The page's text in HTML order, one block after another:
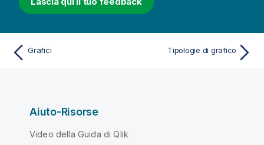
Grafici Tipologie di grafico
Aiuto-Risorse
Video della Guida di Qlik